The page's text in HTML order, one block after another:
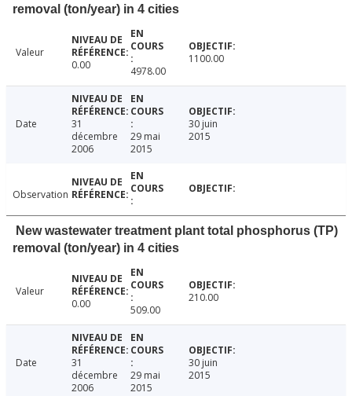
removal (ton/year) in 4 cities
Valeur
0.00
4978.00
1100.00
Date
31
décembre
2006
29 mai
2015
30 juin
2015
Observation
New wastewater treatment plant total phosphorus (TP)
removal (ton/year) in 4 cities
Valeur
0.00
509.00
210.00
Date
31
décembre
2006
29 mai
2015
30 juin
2015